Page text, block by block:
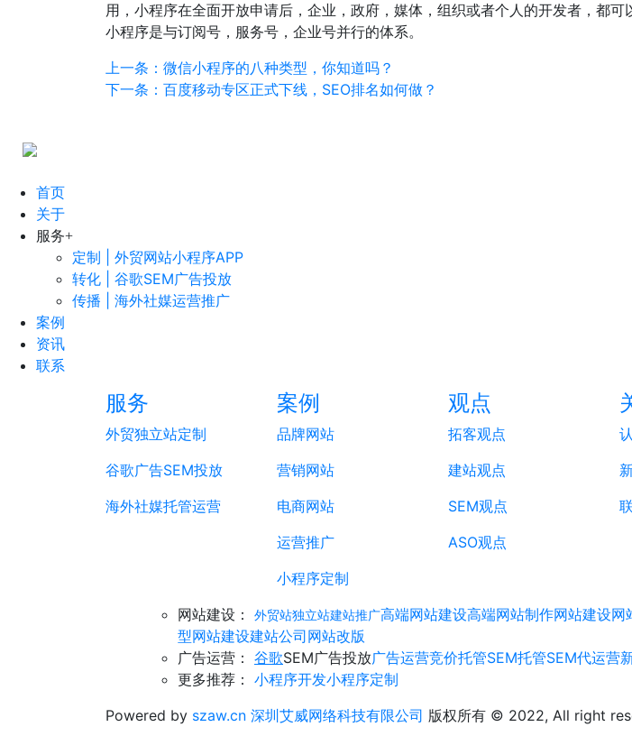
用，小程序在全面开放申请后，企业，政府，媒体，组织或者个人的开发者，都可
小程序是与订阅号，服务号，企业号并行的体系。
上一条：微信小程序的八种类型，你知道吗？
下一条：百度移动专区正式下线，SEO排名如何做？
首页
关于
服务+
定制 | 外贸网站小程序APP
转化 | 谷歌SEM广告投放
传播 | 海外社媒运营推广
案例
资讯
联系
服务
外贸独立站定制
谷歌广告SEM投放
海外社媒托管运营
案例
品牌网站
营销网站
电商网站
运营推广
小程序定制
观点
拓客观点
建站观点
SEM观点
ASO观点
网站建设： 外贸站独立站建站推广高端网站建设高端网站制作网站建设网
型网站建设建站公司网站改版
广告运营： 谷歌SEM广告投放广告运营竞价托管SEM托管SEM代运营
更多推荐： 小程序开发小程序定制
Powered by szaw.cn 深圳艾威网络科技有限公司 版权所有 © 2022, All right